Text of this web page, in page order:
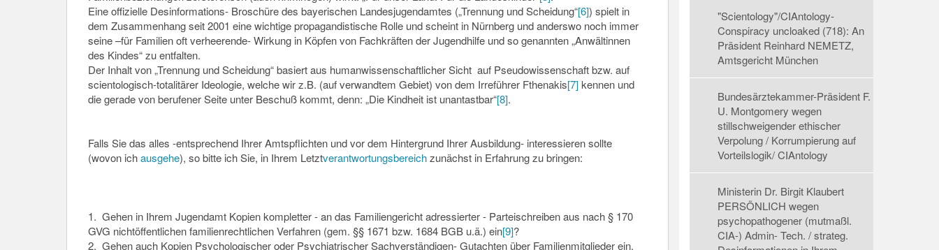
Eine offizielle Desinformations- Broschüre des bayerischen Landesjugendamtes („Trennung und Scheidung“[6]) spielt in
dem Zusammenhang seit 2001 eine wichtige propagandistische Rolle und scheint in Nürnberg und anderswo noch immer
seine –für Familien oft verheerende- Wirkung in Köpfen von Fachkräften der Jugendhilfe und so genannten „Anwältinnen
des Kindes“ zu entfalten.
Der Inhalt von „Trennung und Scheidung“ basiert aus humanwissenschaftlicher Sicht auf Pseudowissenschaft bzw. auf
scientologisch-totalitärer Ideologie, welche wir z.B. (auf verwandtem Gebiet) von dem Irreführer Fthenakis[7]kennen und
die gerade von berufener Seite unter Beschuß kommt, denn: „Die Kindheit ist unantastbar“[8].
Falls Sie das alles -entsprechend Ihrer Amtspflichten und vor dem Hintergrund Ihrer Ausbildung- interessieren sollte
(wovon ichausgehe), so bitte ich Sie, in Ihrem Letztverantwortungsbereichzunächst in Erfahrung zu bringen:
1. Gehen in Ihrem Jugendamt Kopien kompletter - an das Familiengericht adressierter - Parteischreiben aus nach § 170
GVG nichtöffentlichen familienrechtlichen Verfahren (gem. §§ 1671 bzw. 1684 BGB u.ä.) ein[9]?
2. Gehen auch Kopien Psychologischer oder Psychiatrischer Sachverständigen- Gutachten über Familienmitglieder ein,
"Scientology"/CIAntology-
Conspiracy uncloaked (718): An
Präsident Reinhard NEMETZ,
Amtsgericht München
Bundesärztekammer-Präsident F.
U. Montgomery wegen
stillschweigender ethischer
Verpolung / Korrumpierung auf
Vorteilslogik/ CIAntology
Ministerin Dr. Birgit Klaubert
PERSÖNLICH wegen
psychopathogener (mutmaßl.
CIA-) Admin- Tech. / strateg.